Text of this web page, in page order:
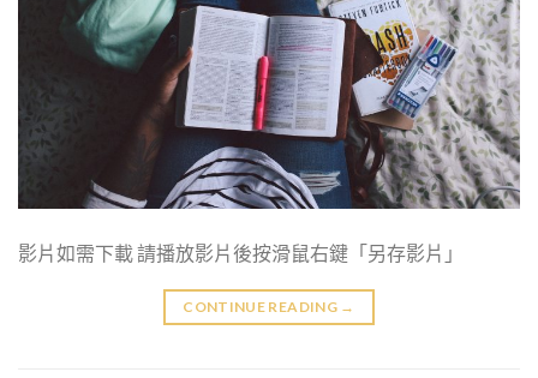
影片如需下載 請播放影片後按滑鼠右鍵「另存影片」
CONTINUE READING →